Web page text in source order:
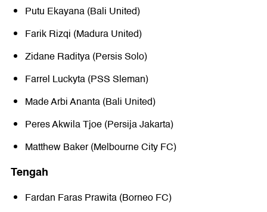
Putu Ekayana (Bali United)
Farik Rizqi (Madura United)
Zidane Raditya (Persis Solo)
Farrel Luckyta (PSS Sleman)
Made Arbi Ananta (Bali United)
Peres Akwila Tjoe (Persija Jakarta)
Matthew Baker (Melbourne City FC)
Tengah
Fardan Faras Prawita (Borneo FC)